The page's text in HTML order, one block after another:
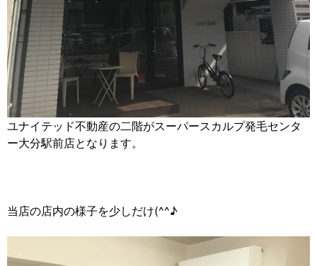
ユナイテッド不動産の二階がスーパースカルプ発毛センタ
ー大分駅前店となります。
当店の店内の様子を少しだけ(^^♪